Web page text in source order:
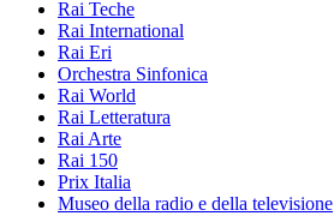
Rai Teche
Rai International
Rai Eri
Orchestra Sinfonica
Rai World
Rai Letteratura
Rai Arte
Rai 150
Prix Italia
Museo della radio e della televisione